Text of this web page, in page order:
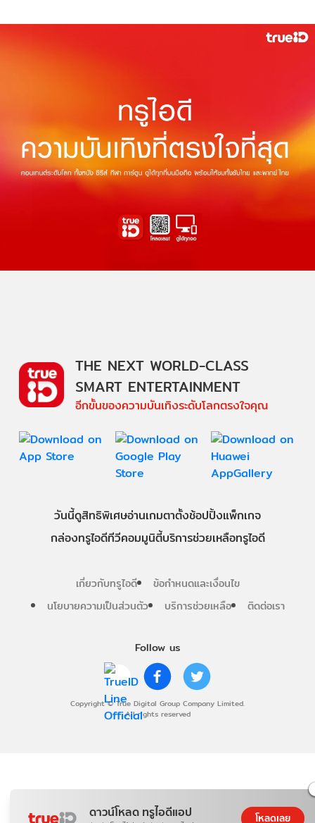
ดาวน์โหลด ทรูไอดีแอป โหลดเลย
Follow us
Copyright © True Digital Group Company Limited.
All rights reserved
THE NEXT WORLD-CLASS
SMART ENTERTAINMENT
อีกขั้นของความบันเทิงระดับโลกตรงใจคุณ
วันนี้ดูสิทธิพิเศษอ่านเกมตาตั้งช้อปปิ้งแพ็กเกจ
กล่องทรูไอดีทีวีคอมมูนิตี้บริการช่วยเหลือทรูไอดี
เกี่ยวกับทรูไอดี
ข้อกำหนดและเงื่อนไข
นโยบายความเป็นส่วนตัว
บริการช่วยเหลือ ติดต่อเรา